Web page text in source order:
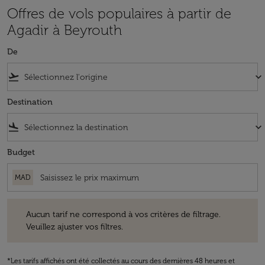
Offres de vols populaires à partir de
Agadir à Beyrouth
De
flight_takeoff keyboard_arrow_down
Destination
flight_land keyboard_arrow_down
Budget
MAD
Aucun tarif ne correspond à vos critères de filtrage.
Veuillez ajuster vos filtres.
*Les tarifs affichés ont été collectés au cours des dernières 48 heures et